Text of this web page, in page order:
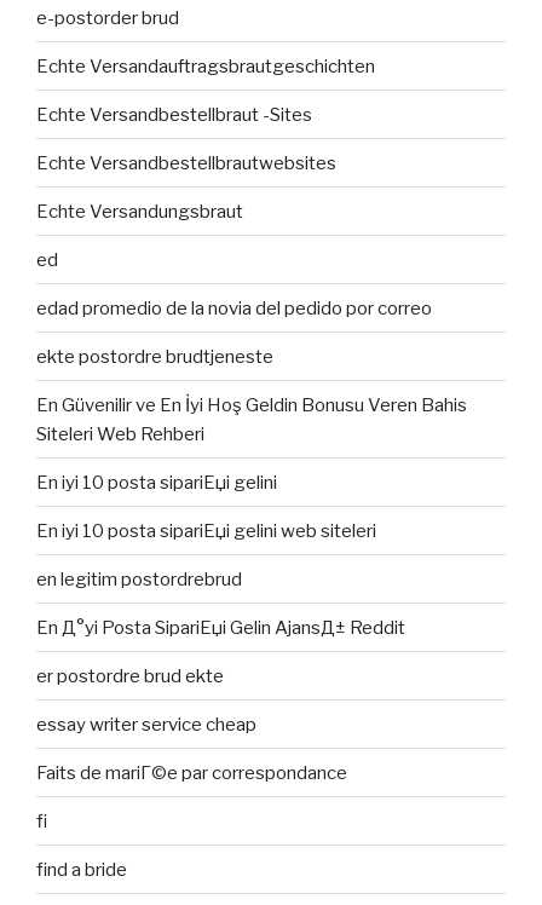
e-postorder brud
Echte Versandauftragsbrautgeschichten
Echte Versandbestellbraut -Sites
Echte Versandbestellbrautwebsites
Echte Versandungsbraut
ed
edad promedio de la novia del pedido por correo
ekte postordre brudtjeneste
En Güvenilir ve En İyi Hoş Geldin Bonusu Veren Bahis
Siteleri Web Rehberi
En iyi 10 posta sipariЕџi gelini
En iyi 10 posta sipariЕџi gelini web siteleri
en legitim postordrebrud
En Д°yi Posta SipariЕџi Gelin AjansД± Reddit
er postordre brud ekte
essay writer service cheap
Faits de mariГ©e par correspondance
fi
find a bride